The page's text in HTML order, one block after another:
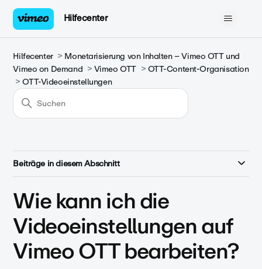
Hilfecenter
Hilfecenter
Monetarisierung von Inhalten – Vimeo OTT und
Vimeo on Demand
Vimeo OTT
OTT-Content-Organisation
OTT-Videoeinstellungen
Beiträge in diesem Abschnitt
Wie kann ich die
Videoeinstellungen auf
Vimeo OTT bearbeiten?